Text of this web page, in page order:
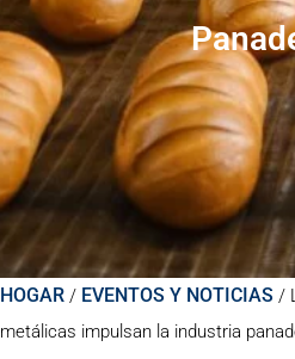
HOGAR / EVENTOS Y NOTICIAS /
metálicas impulsan la industria